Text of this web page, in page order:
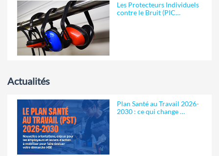
Les Protecteurs Individuels
contre le Bruit (PIC…
Actualités
Plan Santé au Travail 2026-
2030 : ce qui change …